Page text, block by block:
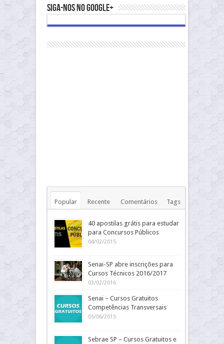
Siga-nos no Google+
Popular Recente Comentários Tags
40 apostilas grátis para estudar
para Concursos Públicos
04/02/2015
Senai-SP abre inscrições para
Cursos Técnicos 2016/2017
03/02/2016
Senai – Cursos Gratuitos
Competências Transversais
05/06/2015
Sebrae SP – Cursos Gratuitos e